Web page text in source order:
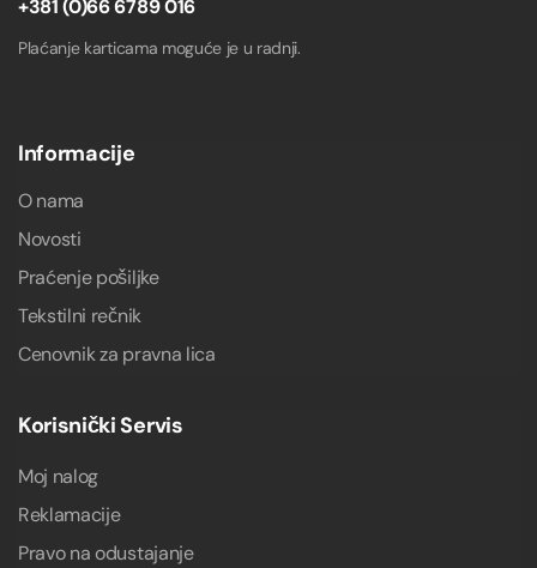
+381 (0)66 6789 016
Plaćanje karticama moguće je u radnji.
Informacije
O nama
Novosti
Praćenje pošiljke
Tekstilni rečnik
Cenovnik za pravna lica
Korisnički Servis
Moj nalog
Reklamacije
Pravo na odustajanje